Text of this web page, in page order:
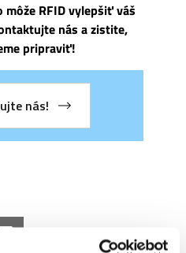
RFID vylepšiť váš
nás a zistite,
pripraviť!
nás!